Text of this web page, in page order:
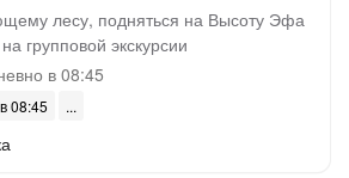
лесу, подняться на Высоту Эфа
групповой экскурсии
в 08:45
08:45